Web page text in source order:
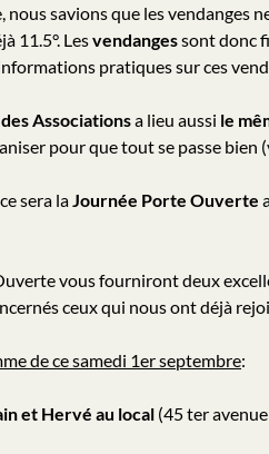
savions que les vendanges
11.5°. Lesvendangessont donc
pratiques sur ces
Associationsa lieu aussi le
pour que tout se passe
sera laJournée Porte Ouverte
vous fourniront deux
ceux qui nous ont déjà
de ce samedi 1er septembre:
et Hervé au local (45 ter